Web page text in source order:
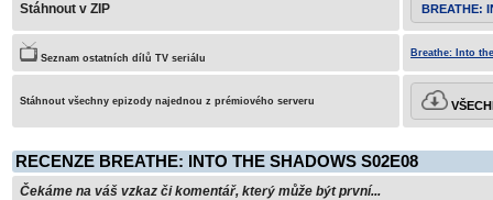
Stáhnout v ZIP BREATHE:
Seznam ostatních dílů TV seriálu Breathe: Into
Stáhnout všechny epizody najednou z prémiového serveru
RECENZE BREATHE: INTO THE SHADOWS S02E08
Čekáme na váš vzkaz či komentář, který může být první...